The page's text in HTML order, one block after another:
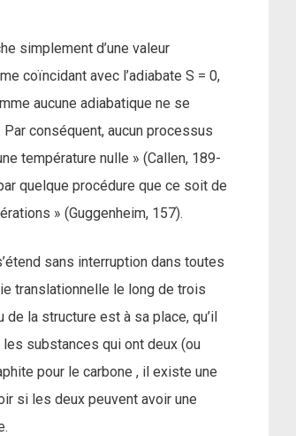
simplement d’une valeur
coïncidant avec l’adiabate S = 0,
aucune adiabatique ne se
conséquent, aucun processus
température nulle » (Callen, 189-
quelque procédure que ce soit de
» (Guggenheim, 157).
sans interruption dans toutes
translationnelle le long de trois
la structure est à sa place, qu’il
les substances qui ont deux (ou
pour le carbone , il existe une
si les deux peuvent avoir une